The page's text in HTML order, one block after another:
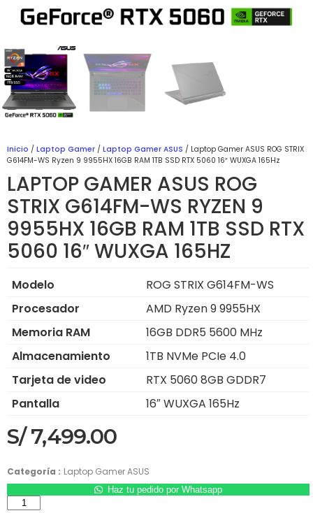
Inicio / Laptop Gamer / Laptop Gamer ASUS / Laptop Gamer ASUS ROG STRIX
G614FM-WS Ryzen 9 9955HX 16GB RAM 1TB SSD RTX 5060 16″ WUXGA 165Hz
LAPTOP GAMER ASUS ROG
STRIX G614FM-WS RYZEN 9
9955HX 16GB RAM 1TB SSD RTX
5060 16″ WUXGA 165HZ
Modelo
ROG STRIX G614FM-WS
Procesador
AMD Ryzen 9 9955HX
Memoria RAM
16GB DDR5 5600 MHz
Almacenamiento
1TB NVMe PCIe 4.0
Tarjeta de video
RTX 5060 8GB GDDR7
Pantalla
16″ WUXGA 165Hz
S/7,499.00
Categoría : Laptop Gamer ASUS
Haz tu pedido por Whatsapp